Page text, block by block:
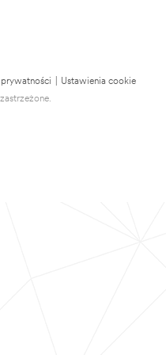
Ustawienia cookie